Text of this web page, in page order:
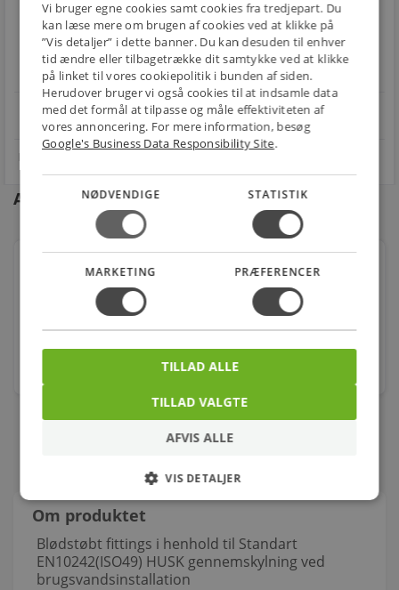
E-MÆRKET
Handle trygt hos
os
BILLIG
FRAGT
Fra 49,00 kr.
30 DAGES
RETUR
Nem returnering
star4.1 på Trustpilot 11,691 anmeldelser
Andre kunder købte også
820x620x360mm 4/6l skjult lås hvid
Varenr.: 604299300
2.398,00
Om produktet
Blødstøbt fittings i henhold til Standart
EN10242(ISO49) HUSK gennemskylning ved
brugsvandsinstallation
Vi bruger egne cookies samt cookies fra tredjepart. Du
kan læse mere om brugen af cookies ved at klikke på
”Vis detaljer” i dette banner. Du kan desuden til enhver
tid ændre eller tilbagetrække dit samtykke ved at klikke
på linket til vores cookiepolitik i bunden af siden.
Herudover bruger vi også cookies til at indsamle data
med det formål at tilpasse og måle effektiviteten af
vores annoncering. For mere information, besøg
Google's Business Data Responsibility Site.
NØDVENDIGE STATISTIK
MARKETING PRÆFERENCER
TILLAD VALGTE
TILLAD ALLE
AFVIS ALLE
VIS DETALJER